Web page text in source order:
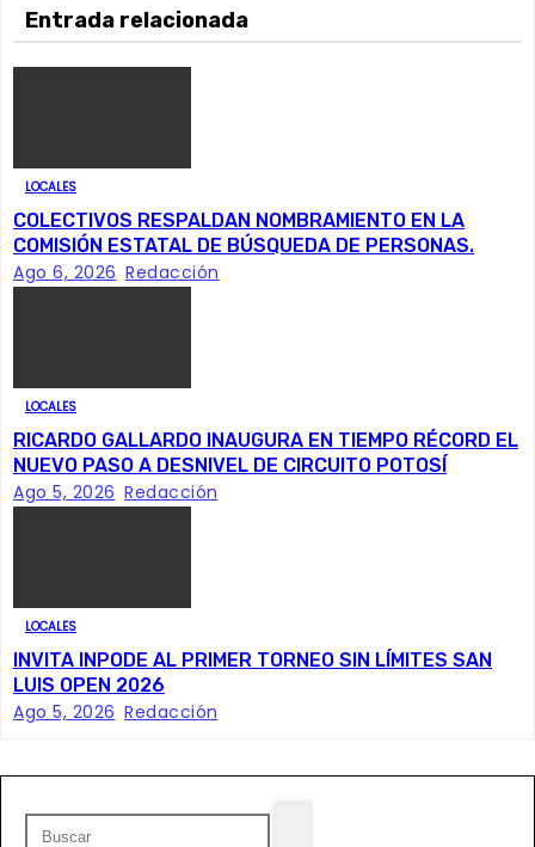
e
a
c
n
d
e
r
a
d
Entrada relacionada
LOCALES
COLECTIVOS RESPALDAN NOMBRAMIENTO EN LA
COMISIÓN ESTATAL DE BÚSQUEDA DE PERSONAS.
Ago 6, 2026 Redacción
LOCALES
RICARDO GALLARDO INAUGURA EN TIEMPO RÉCORD EL
NUEVO PASO A DESNIVEL DE CIRCUITO POTOSÍ
Ago 5, 2026 Redacción
LOCALES
INVITA INPODE AL PRIMER TORNEO SIN LÍMITES SAN
LUIS OPEN 2026
Ago 5, 2026 Redacción